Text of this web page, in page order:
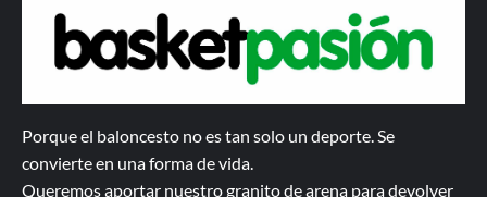
Porque el baloncesto no es tan solo un deporte. Se
convierte en una forma de vida.
Queremos aportar nuestro granito de arena para devolver